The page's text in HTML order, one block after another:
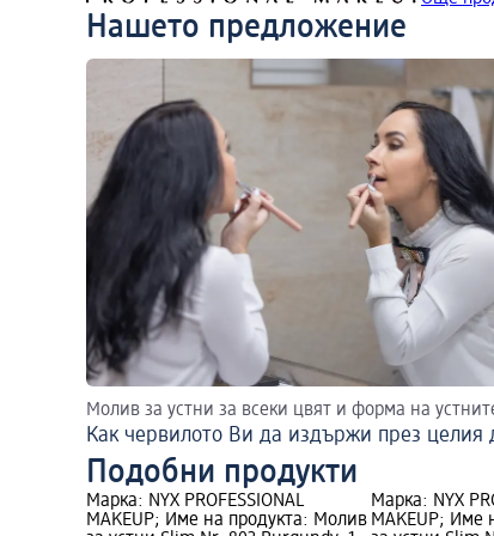
Нашето предложение
Молив за устни за всеки цвят и форма на
Как червилото Ви да издържи през целия
Подобни продукти
Марка: NYX PROFESSIONAL
MAKEUP; Име на продукта: Молив
Марка: NYX
MAKEUP; Име